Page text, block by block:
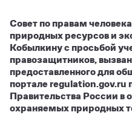
Совет по правам
природных ресурсов и
Кобылкину с просьбой
правозащитников,
предоставленного для
портале regulation.gov.ru
Правительства России в
охраняемых природных